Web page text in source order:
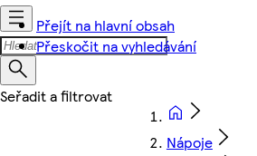
Přejít na hlavní obsah
Přeskočit na vyhledávání
Nápoje